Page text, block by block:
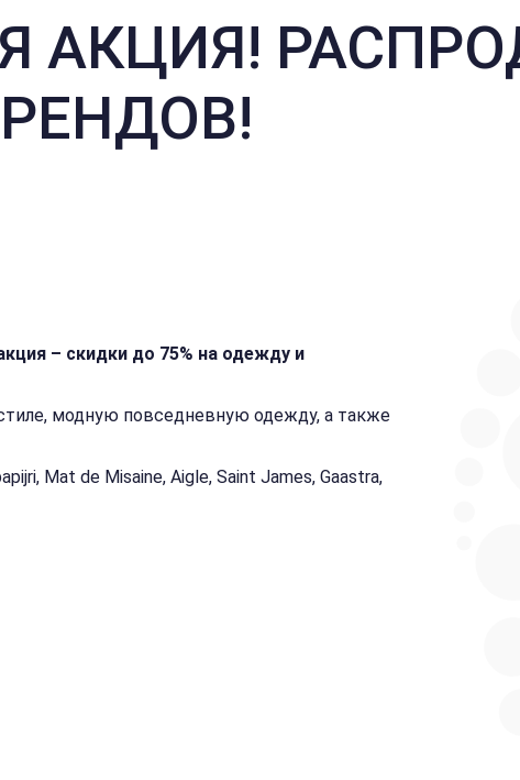
АКЦИЯ!
– скидки до 75% на одежду и
модную повседневную одежду, а также
Mat de Misaine, Aigle, Saint James, Gaastra,